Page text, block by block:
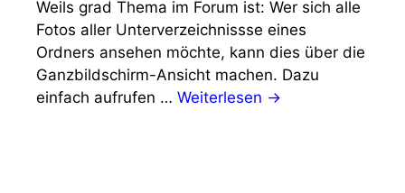
Weils grad Thema im Forum ist: Wer sich alle
Fotos aller Unterverzeichnissse eines
Ordners ansehen möchte, kann dies über die
Ganzbildschirm-Ansicht machen. Dazu
einfach aufrufen … Weiterlesen →